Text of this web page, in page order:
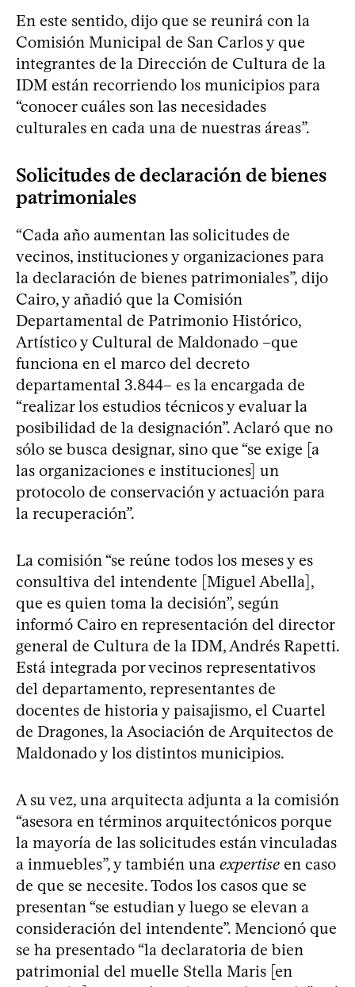
En este sentido, dijo que se reunirá con la
Comisión Municipal de San Carlos y que
integrantes de la Dirección de Cultura de la
IDM están recorriendo los municipios para
“conocer cuáles son las necesidades
culturales en cada una de nuestras áreas”.
Solicitudes de declaración de bienes
patrimoniales
“Cada año aumentan las solicitudes de
vecinos, instituciones y organizaciones para
la declaración de bienes patrimoniales”, dijo
Cairo, y añadió que la Comisión
Departamental de Patrimonio Histórico,
Artístico y Cultural de Maldonado –que
funciona en el marco del decreto
departamental 3.844– es la encargada de
“realizar los estudios técnicos y evaluar la
posibilidad de la designación”. Aclaró que no
sólo se busca designar, sino que “se exige [a
las organizaciones e instituciones] un
protocolo de conservación y actuación para
la recuperación”.
La comisión “se reúne todos los meses y es
consultiva del intendente [Miguel Abella],
que es quien toma la decisión”, según
informó Cairo en representación del director
general de Cultura de la IDM, Andrés Rapetti.
Está integrada por vecinos representativos
del departamento, representantes de
docentes de historia y paisajismo, el Cuartel
de Dragones, la Asociación de Arquitectos de
Maldonado y los distintos municipios.
A su vez, una arquitecta adjunta a la comisión
“asesora en términos arquitectónicos porque
la mayoría de las solicitudes están vinculadas
a inmuebles”, y también una expertise en caso
de que se necesite. Todos los casos que se
presentan “se estudian y luego se elevan a
consideración del intendente”. Mencionó que
se ha presentado “la declaratoria de bien
patrimonial del muelle Stella Maris [en